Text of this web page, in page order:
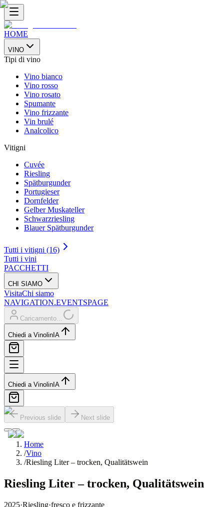
HOME
VINO
Tipi di vino
Vino bianco
Vino rosso
Vino rosato
Spumante
Vino frizzante
Vin brulé
Analcolico
Vitigni
Cuvée
Riesling
Spätburgunder
Portugieser
Dornfelder
Gelber Muskateller
Schwarzriesling
Blauer Spätburgunder
Tutti i vitigni (16)
Tutti i vini
PACCHETTI
CHI SIAMO
VisitaChi siamo
NAVIGATION.EVENTSPAGE
Caricamento...
Chiedi a Vinolin IA
Chiedi a Vinolin IA
Previous slide Next slide
Home
/Vino
/Riesling Liter – trocken, Qualitätswein
Riesling Liter – trocken, Qualitätswein
2025·Riesling·fresco e frizzante